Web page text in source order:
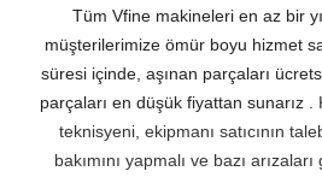
Tüm Vfine makineleri en az bir
müşterilerimize ömür boyu hizmet
süresi içinde, aşınan parçaları
parçaları en düşük fiyattan sunarız
teknisyeni, ekipmanı satıcının
bakımını yapmalı ve bazı